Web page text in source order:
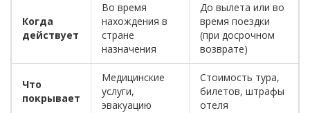
Когда
действует
Во время
нахождения в
стране
назначения
До вылета или во
время поездки
(при досрочном
возврате)
Что
покрывает
Медицинские
услуги,
эвакуацию
Стоимость тура,
билетов, штрафы
отеля